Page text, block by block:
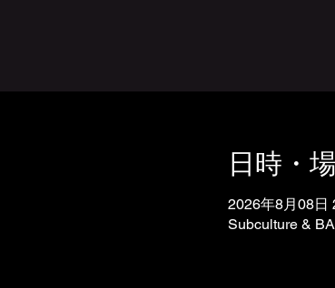
日時・
2026年8月08日
Subculture &